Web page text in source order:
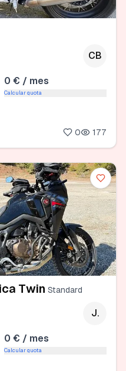
CB
0 € / mes
Calcular quota
0 177
Twin Standard
J.
0 € / mes
Calcular quota